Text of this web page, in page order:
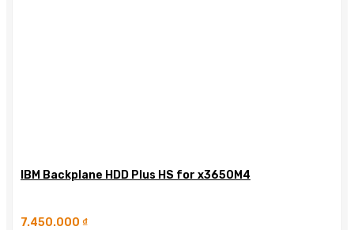
IBM Backplane HDD Plus HS for x3650M4
7.450.000 ₫